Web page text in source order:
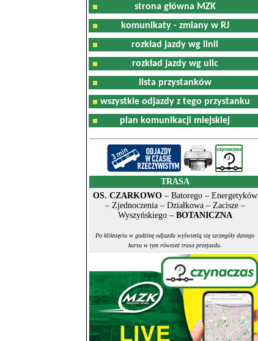
strona główna MZK
komunikaty - zmiany w RJ
rozkład jazdy wg linii
rozkład jazdy wg ulic
lista przystanków
wszystkie odjazdy z tego przystanku
plan komunikacji miejskiej
TRASA
OS. CZARKOWO– Batorego – Energetyków
– Zjednoczenia – Działkowa – Zacisze –
Wyszyńskiego – BOTANICZNA
Po kliknięciu w godzinę odjazdu wyświetlą się szczegóły danego
kursu w tym również trasa przejazdu.